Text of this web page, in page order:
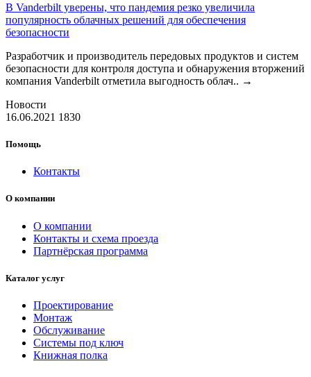
В Vanderbilt уверены, что пандемия резко увеличила
популярность облачных решений для обеспечения
безопасности
Разработчик и производитель передовых продуктов и систем
безопасности для контроля доступа и обнаружения вторжений
компания Vanderbilt отметила выгодность облач.. →
Новости
16.06.2021 1830
Помощь
Контакты
О компании
О компании
Контакты и схема проезда
Партнёрская программа
Каталог услуг
Проектирование
Монтаж
Обслуживание
Системы под ключ
Книжная полка